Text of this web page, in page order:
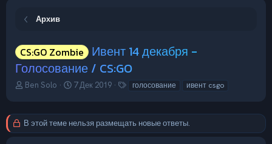
Архив
CS:GO Zombie
Ивент 14 декабря -
Голосование / CS:GO
А
о
р
Ben Solo
Д
а
н
7 Дек 2019
Т
и
голосование ивент csgo
В этой теме нельзя размещать новые ответы.